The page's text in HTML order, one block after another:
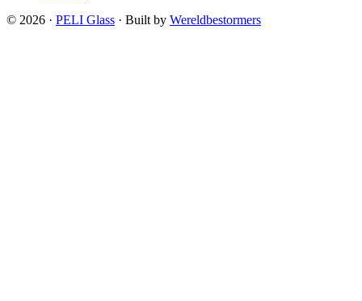
© 2026 · PELI Glass · Built by Wereldbestormers